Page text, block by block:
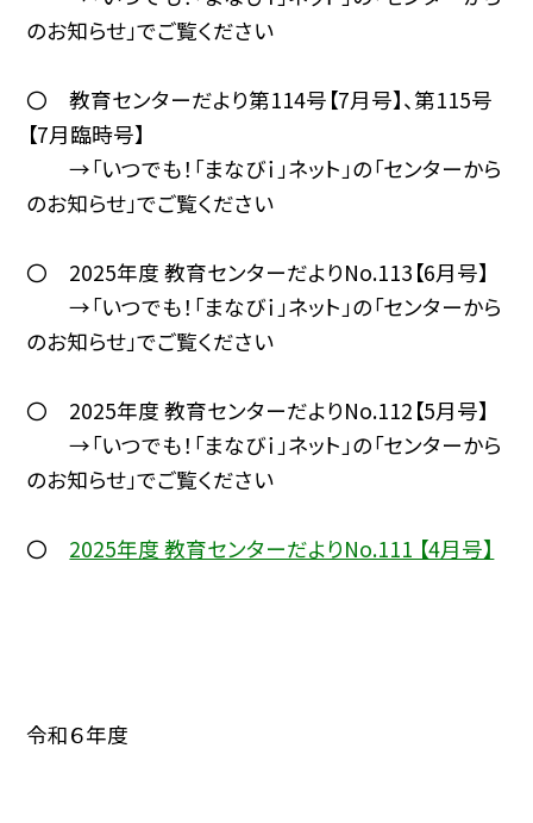
のお知らせ」でご覧ください
〇 教育センターだより第114号【7月号】、第115号
【7月臨時号】
→「いつでも！「まなびｉ」ネット」の「センターから
のお知らせ」でご覧ください
〇 2025年度 教育センターだよりNo.113【6月号】
→「いつでも！「まなびｉ」ネット」の「センターから
のお知らせ」でご覧ください
〇 2025年度 教育センターだよりNo.112【5月号】
→「いつでも！「まなびｉ」ネット」の「センターから
のお知らせ」でご覧ください
〇 2025年度 教育センターだよりNo.111 【4月号】
令和６年度